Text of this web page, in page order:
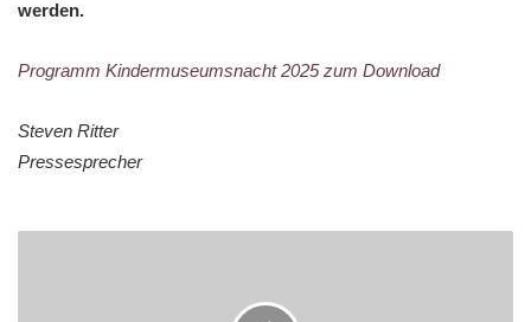
werden.
Programm Kindermuseumsnacht 2025 zum Download
Steven Ritter
Pressesprecher